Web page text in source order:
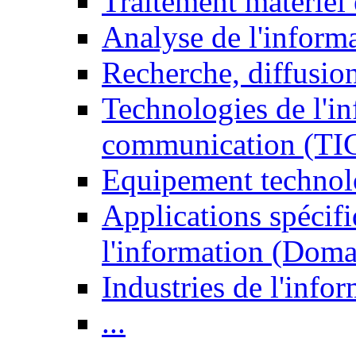
Analyse de
Recherche,
Technologies de
communication
Equipement
Applications
l'information
Industries de
...